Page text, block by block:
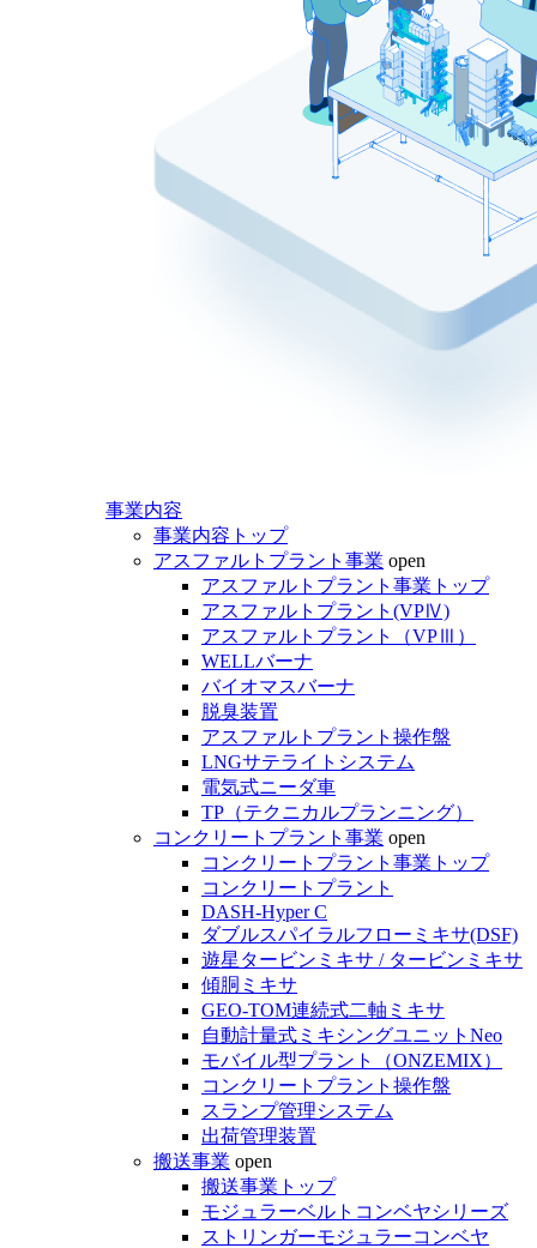
事業内容
事業内容トップ
アスファルトプラント事業 open
アスファルトプラント事業トップ
アスファルトプラント(VPⅣ)
アスファルトプラント（VPⅢ）
WELLバーナ
バイオマスバーナ
脱臭装置
アスファルトプラント操作盤
LNGサテライトシステム
電気式ニーダ車
TP（テクニカルプランニング）
コンクリートプラント事業 open
コンクリートプラント事業トップ
コンクリートプラント
DASH-Hyper C
ダブルスパイラルフローミキサ(DSF)
遊星タービンミキサ / タービンミキサ
傾胴ミキサ
GEO-TOM連続式二軸ミキサ
自動計量式ミキシングユニットNeo
モバイル型プラント（ONZEMIX）
コンクリートプラント操作盤
スランプ管理システム
出荷管理装置
搬送事業 open
搬送事業トップ
モジュラーベルトコンベヤシリーズ
ストリンガーモジュラーコンベヤ